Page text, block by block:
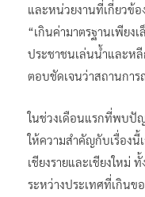
และหน่วยงานที่เกี่ยวข้อ
“เกินค่ามาตรฐานเพียง
ประชาชนเล่นน้ำและห
ตอบชัดเจนว่าสถานกา
ในช่วงเดือนแรกที่พบปั
ให้ความสำคัญกับเรื่องนี้
เชียงรายและเชียงใหม่
ระหว่างประเทศที่เกินข